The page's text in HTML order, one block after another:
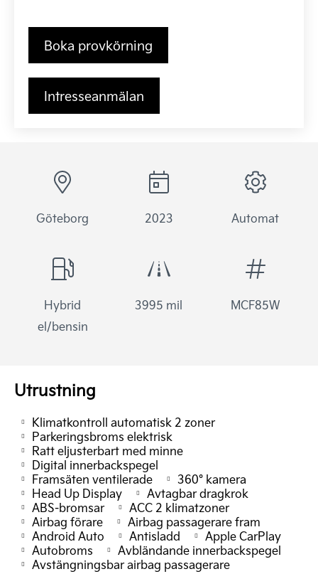
Boka provkörning
Intresseanmälan
Göteborg 2023 Automat
Hybrid
el/bensin
3995 mil MCF85W
Utrustning
Klimatkontroll automatisk 2 zoner
Parkeringsbroms elektrisk
Ratt eljusterbart med minne
Digital innerbackspegel
Framsäten ventilerade
360° kamera
Head Up Display
Avtagbar dragkrok
ABS-bromsar
ACC 2 klimatzoner
Airbag förare
Airbag passagerare fram
Android Auto
Antisladd
Apple CarPlay
Autobroms
Avbländande innerbackspegel
Avstängningsbar airbag passagerare